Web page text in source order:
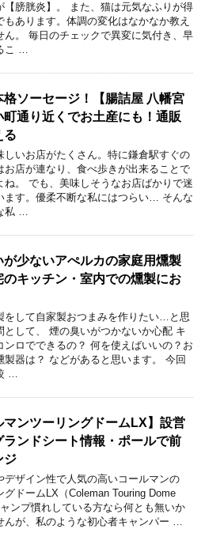
【膀胱炎】。 また、猫は元気なふりが得
もあります。体調の変化はなかなか教え
ん。 毎日のチェックで異変に気付き、早
こ …
格ソーセージ！【腸詰屋 八幡宮
町通り近くでお土産にも！通販
る
しいお店がたくさん。特に鎌倉駅すぐの
お店が連なり、食べ歩きが出来ることで
ね。 でも、美味しそうなお店ばかりで迷
ます。優柔不断な私にはつらい… そんな
私 …
が少ないアぺルカの家庭用燻製
のキッチン・室内での燻製にお
をして自家製おつまみを作りたい…と思
として、 煙の臭いがつかないか心配 キ
ンロでできるの？ 何を使えばいいの？お
製器は？ などがあると思います。 今回
…
マンツーリングドームLX】設営
ランドシート情報・ポールで前
ジ
デザイン性で人気の高いコールマンの
グドームLX（Coleman Touring Dome
ンプ慣れしている方なら何とも無いか
んが、私のような初心者キャンパー …